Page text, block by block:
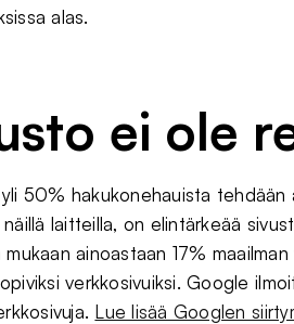
alas.
ei ole
50% hakukonehauista
laitteilla, on elintärkeää
ainoastaan 17%
verkkosivuiksi. Google
Lue lisää Googlen